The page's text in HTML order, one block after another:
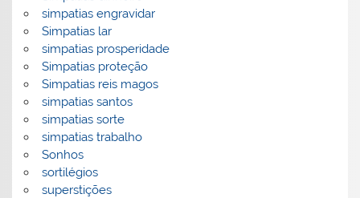
simpatias engravidar
Simpatias lar
simpatias prosperidade
Simpatias proteção
Simpatias reis magos
simpatias santos
simpatias sorte
simpatias trabalho
Sonhos
sortilégios
superstições